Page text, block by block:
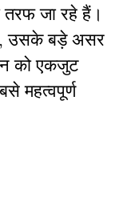
तरफ जा रहे हैं।
उसके बड़े असर
को एकजुट
महत्वपूर्ण